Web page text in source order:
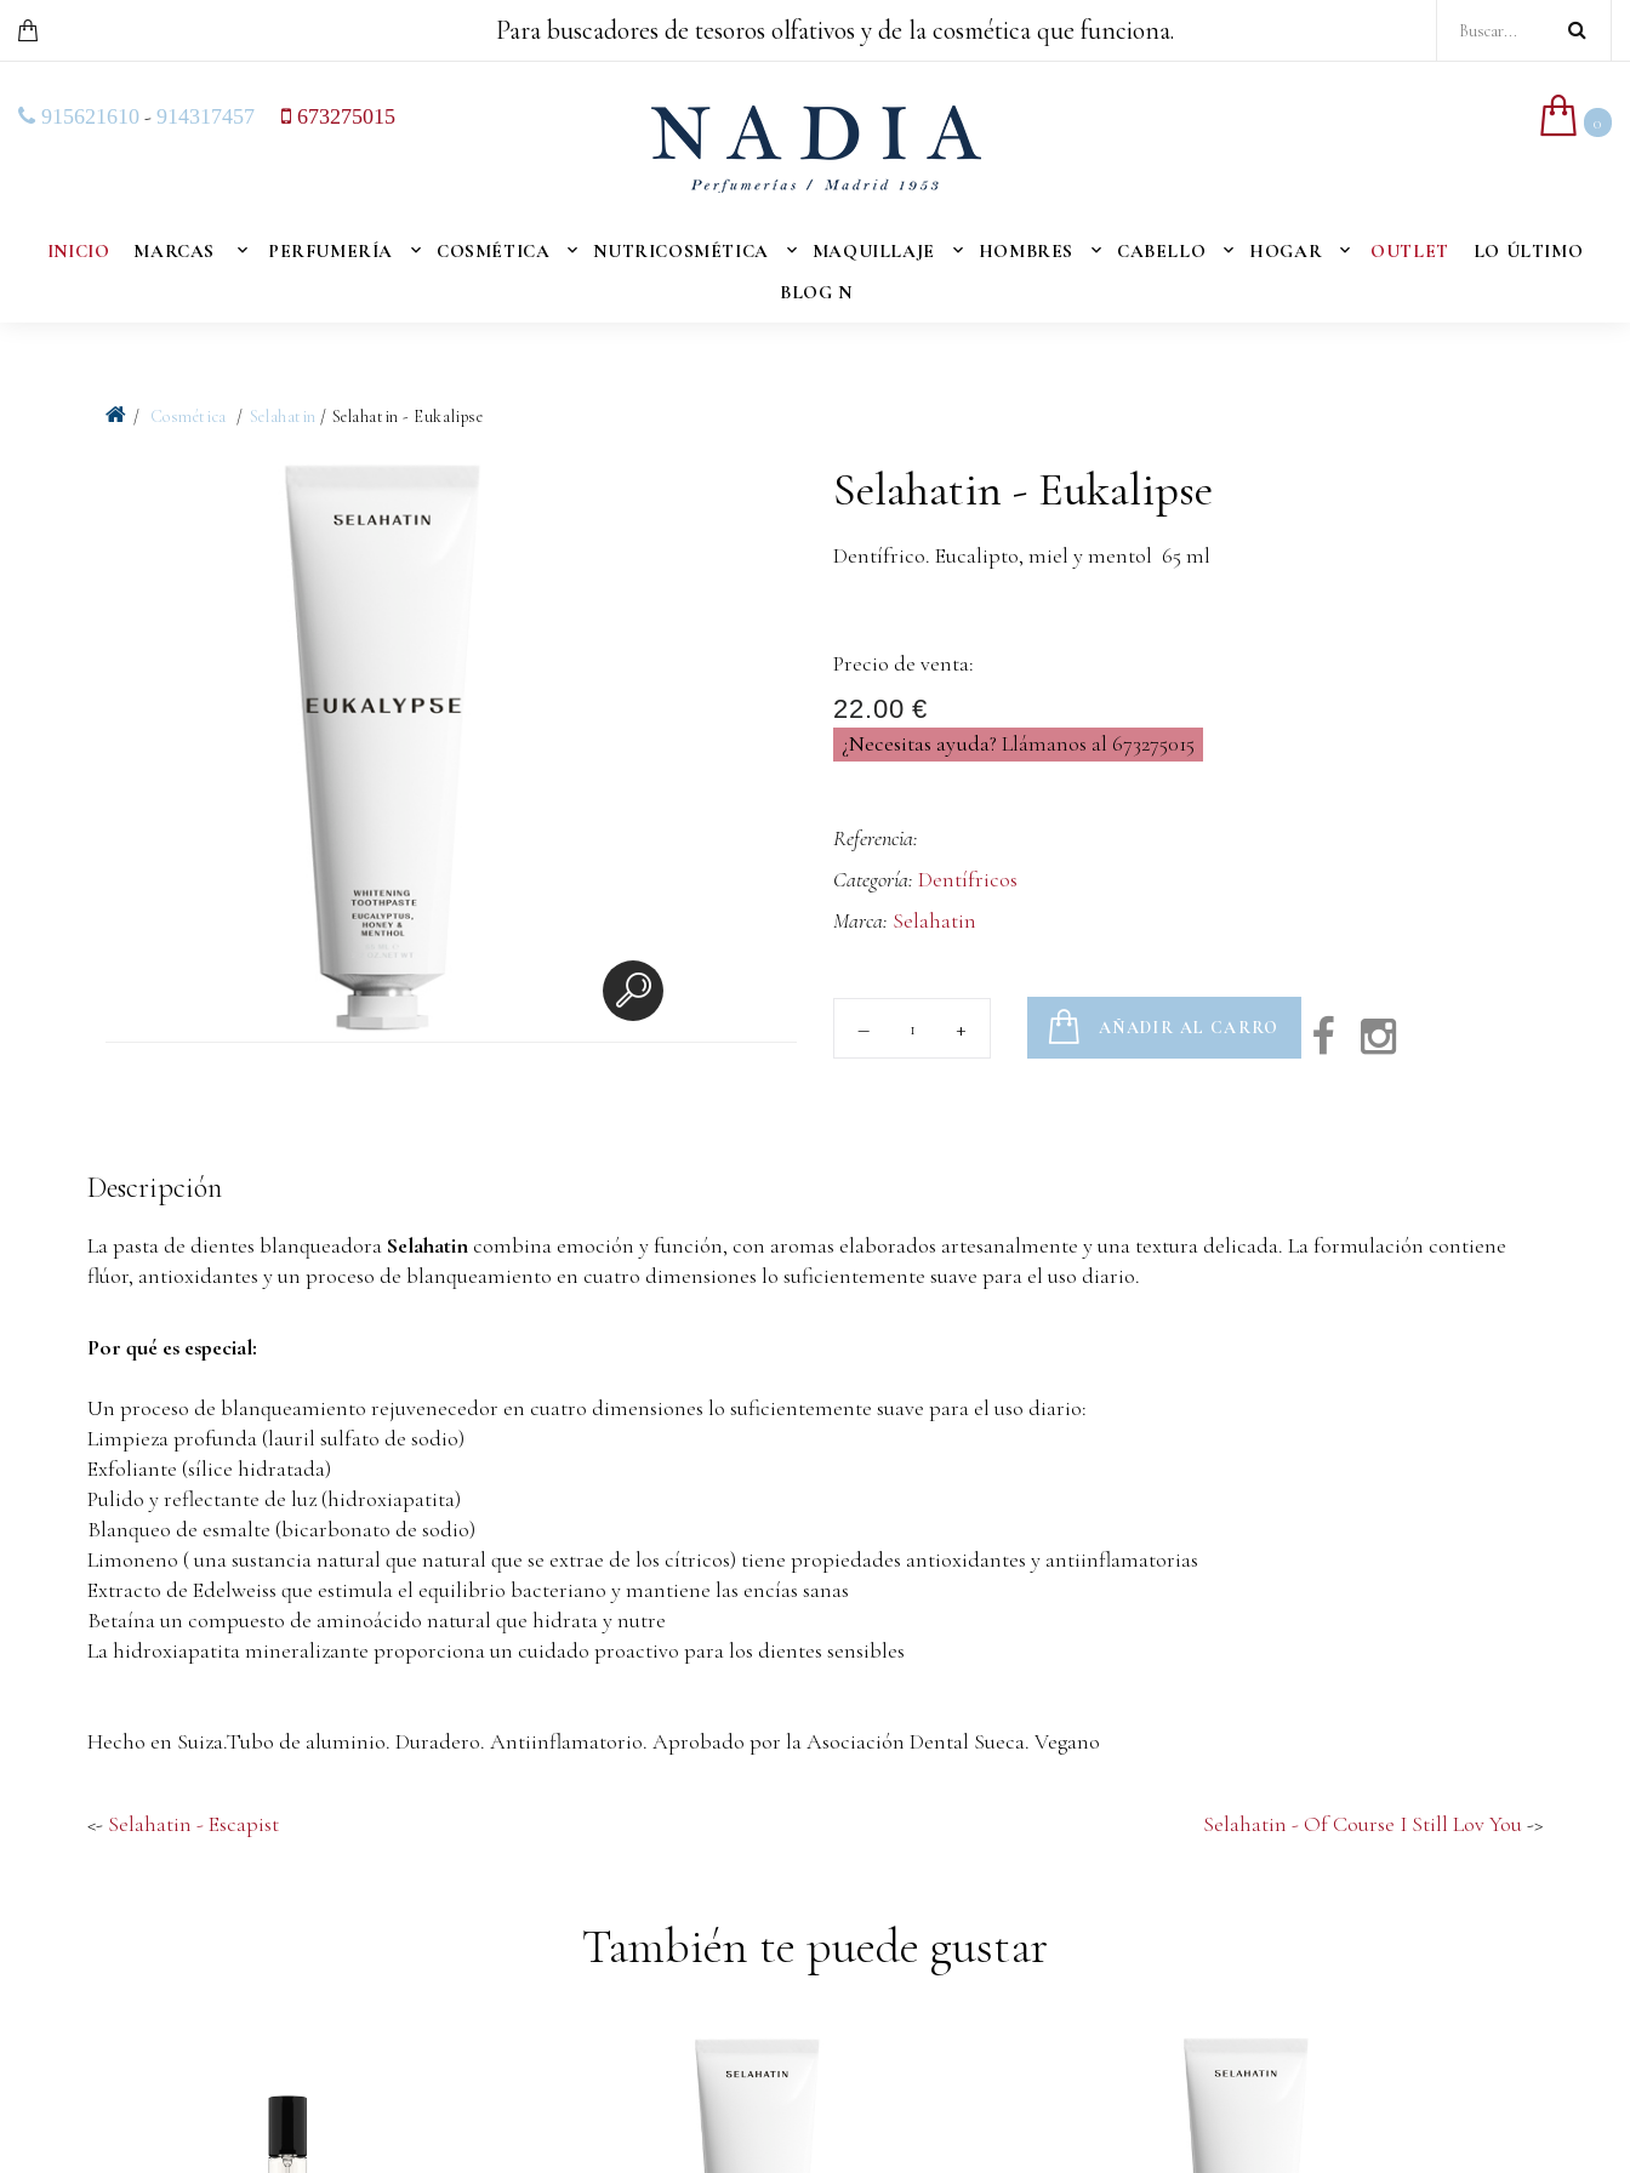
Para buscadores de tesoros olfativos y de la cosmética que funciona.
915621610 - 914317457 673275015 0
INICIO MARCAS PERFUMERÍA COSMÉTICA NUTRICOSMÉTICA MAQUILLAJE HOMBRES CABELLO HOGAR OUTLET
LO ÚLTIMO
BLOG N
Cosmética Selahatin / Selahatin - Eukalipse
Selahatin - Eukalipse
Dentífrico. Eucalipto, miel y mentol 65 ml
Precio de venta:
22.00 €
¿Necesitas ayuda? Llámanos al 673275015
Referencia:
Categoría: Dentífricos
Marca: Selahatin
AÑADIR AL CARRO
Descripción
La pasta de dientes blanqueadora Selahatin combina emoción y función, con aromas elaborados artesanalmente y una textura delicada. La formulación contiene
flúor, antioxidantes y un proceso de blanqueamiento en cuatro dimensiones lo suficientemente suave para el uso diario.
Por qué es especial:
Un proceso de blanqueamiento rejuvenecedor en cuatro dimensiones lo suficientemente suave para el uso diario:
Limpieza profunda (lauril sulfato de sodio)
Exfoliante (sílice hidratada)
Pulido y reflectante de luz (hidroxiapatita)
Blanqueo de esmalte (bicarbonato de sodio)
Limoneno ( una sustancia natural que natural que se extrae de los cítricos) tiene propiedades antioxidantes y antiinflamatorias
Extracto de Edelweiss que estimula el equilibrio bacteriano y mantiene las encías sanas
Betaína un compuesto de aminoácido natural que hidrata y nutre
La hidroxiapatita mineralizante proporciona un cuidado proactivo para los dientes sensibles
Hecho en Suiza.Tubo de aluminio. Duradero. Antiinflamatorio. Aprobado por la Asociación Dental Sueca. Vegano
<- Selahatin - Escapist Selahatin - Of Course I Still Lov You->
También te puede gustar